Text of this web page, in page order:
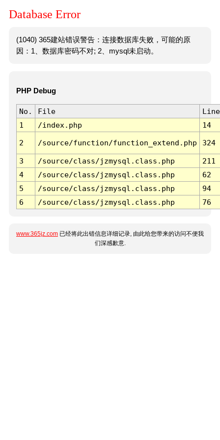
Database Error
(1040) 365建站错误警告：连接数据库失败，可能的原
因：1、数据库密码不对; 2、mysql未启动。
PHP Debug
No. File
Line
1
/index.php 14
2 /source/function/function_extend.php 324
3 /source/class/jzmysql.class.php
211
4
/source/class/jzmysql.class.php
62
5
/source/class/jzmysql.class.php
94
6
/source/class/jzmysql.class.php 76
www.365jz.com 已经将此出错信息详细记录, 由此给您带来的访问不便我
们深感歉意.